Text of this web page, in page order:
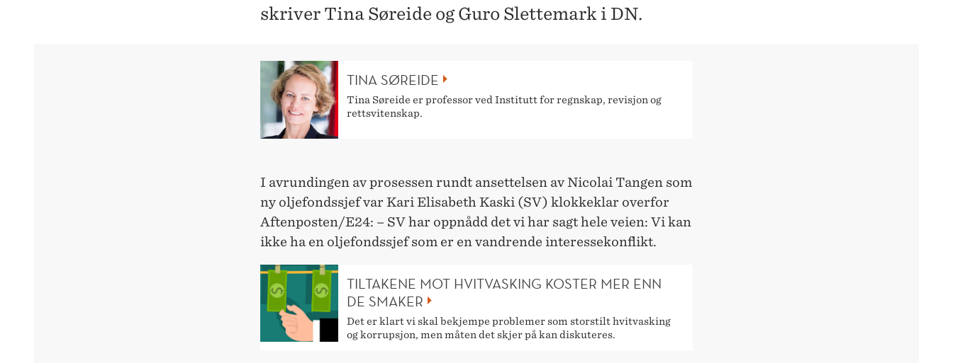
skriver Tina Søreide og Guro Slettemark i DN.
TINA SØREIDE
Tina Søreide er professor ved Institutt for regnskap, revisjon og
rettsvitenskap.
I avrundingen av prosessen rundt ansettelsen av Nicolai Tangen som
ny oljefondssjef var Kari Elisabeth Kaski (SV) klokkeklar overfor
Aftenposten/E24: – SV har oppnådd det vi har sagt hele veien: Vi kan
ikke ha en oljefondssjef som er en vandrende interessekonflikt.
TILTAKENE MOT HVITVASKING KOSTER MER ENN
DE SMAKER
Det er klart vi skal bekjempe problemer som storstilt hvitvasking
og korrupsjon, men måten det skjer på kan diskuteres.